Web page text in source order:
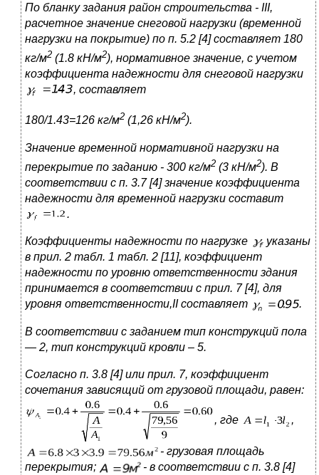
По бланку задания район строительства - III,
расчетное значение снеговой нагрузки (временной
нагрузки на покрытие) по п. 5.2 [4] составляет 180
кг/м2 (1.8 кН/м2), нормативное значение, с учетом
коэффициента надежности для снеговой нагрузки
, составляет
180/1.43=126 кг/м2 (1,26 кН/м2).
Значение временной нормативной нагрузки на
перекрытие по заданию - 300 кг/м2 (3 кН/м2). В
соответствии с п. 3.7 [4] значение коэффициента
надежности для временной нагрузки составит
.
Коэффициенты надежности по нагрузке
указаны
в прил. 2 табл. 1 табл. 2 [11], коэффициент
надежности по уровню ответственности здания
принимается в соответствии с прил. 7 [4], для
уровня ответственности,IIсоставляет .
В соответствии с заданием тип конструкций пола
— 2, тип конструкций кровли – 5.
Согласно п. 3.8 [4] или прил. 7, коэффициент
сочетания зависящий от грузовой площади, равен:
, где ,
- грузовая площадь
перекрытия;
- в соответствии с п. 3.8 [4]